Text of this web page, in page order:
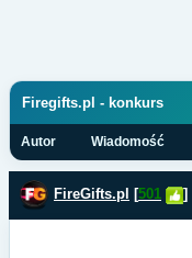
Firegifts.pl - konkurs
Autor Wiadomość
FireGifts.pl [501 ]